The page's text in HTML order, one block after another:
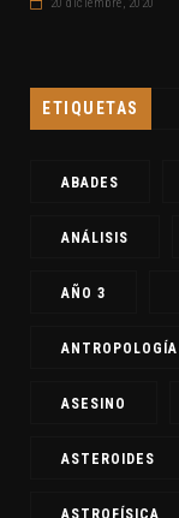
20 diciembre, 2020
ETIQUETAS
ABADES
ANÁLISIS
AÑO 3
ANTROPOLOGÍA
ASESINO
ASTEROIDES